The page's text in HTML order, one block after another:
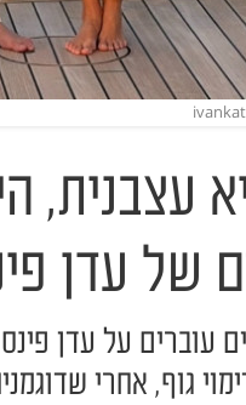
עצבנית,
של עדן
עוברים על עדן
גוף, אחרי